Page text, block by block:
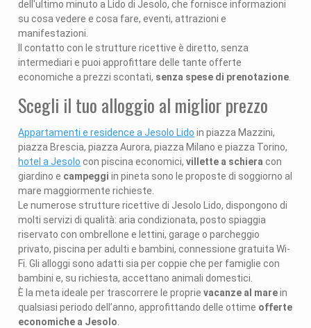
dell'ultimo minuto a Lido di Jesolo, che fornisce informazioni
su cosa vedere e cosa fare, eventi, attrazioni e
manifestazioni.
Il contatto con le strutture ricettive è diretto, senza
intermediari e puoi approfittare delle tante offerte
economiche a prezzi scontati, senza spese di prenotazione
Scegli il tuo alloggio al miglior prezzo
Appartamenti e residence a Jesolo Lido in piazza Mazzini,
piazza Brescia, piazza Aurora, piazza Milano e piazza Torino,
hotel a Jesolo con piscina economici,villette a schiera con
giardino e campeggiin pineta sono le proposte di soggiorno al
mare maggiormente richieste.
Le numerose strutture ricettive di Jesolo Lido, dispongono di
molti servizi di qualità: aria condizionata, posto spiaggia
riservato con ombrellone e lettini, garage o parcheggio
privato, piscina per adulti e bambini, connessione gratuita Wi-
Fi. Gli alloggi sono adatti sia per coppie che per famiglie con
bambini e, su richiesta, accettano animali domestici.
È la meta ideale per trascorrere le proprievacanze al marein
qualsiasi periodo dell’anno, approfittando delle ottime offerte
economiche a Jesolo